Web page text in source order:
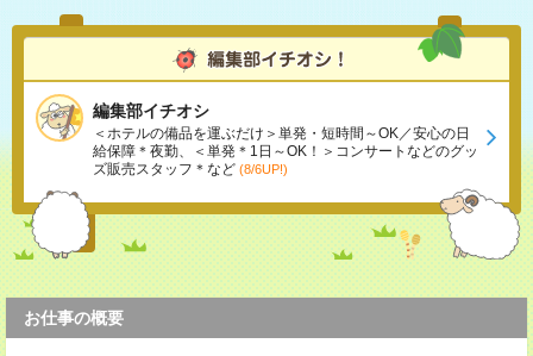
編集部イチオシ
＜ホテルの備品を運ぶだけ＞単発・短時間～OK／安心の日
給保障＊夜勤、＜単発＊1日～OK！＞コンサートなどのグッ
ズ販売スタッフ＊など (8/6UP!)
お仕事の概要